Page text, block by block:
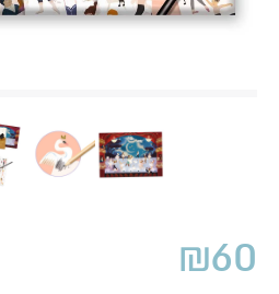
₪60